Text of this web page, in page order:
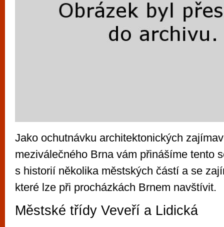
Jako ochutnávku architektonických
meziválečného Brna vám přinášíme tento
s historií několika městských částí a se
které lze při procházkách Brnem navštívit.
Městské třídy Veveří a Lidická